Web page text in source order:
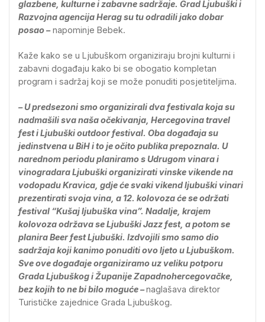
glazbene, kulturne i zabavne sadržaje. Grad Ljubuški i
Razvojna agencija Herag su tu odradili jako dobar
posao –napominje Bebek.
Kaže kako se u Ljubuškom organiziraju brojni kulturni i
zabavni događaju kako bi se obogatio kompletan
program i sadržaj koji se može ponuditi posjetiteljima.
– U predsezoni smo organizirali dva festivala koja su
nadmašili sva naša očekivanja, Hercegovina travel
fest i Ljubuški outdoor festival. Oba događaja su
jedinstvena u BiH i to je očito publika prepoznala. U
narednom periodu planiramo s Udrugom vinara i
vinogradara Ljubuški organizirati vinske vikende na
vodopadu Kravica, gdje će svaki vikend ljubuški vinari
prezentirati svoja vina, a 12. kolovoza će se održati
festival “Kušaj ljubuška vina”. Nadalje, krajem
kolovoza održava se Ljubuški Jazz fest, a potom se
planira Beer fest Ljubuški. Izdvojili smo samo dio
sadržaja koji kanimo ponuditi ovo ljeto u Ljubuškom.
Sve ove događaje organiziramo uz veliku potporu
Grada Ljubuškog i Županije Zapadnohercegovačke,
bez kojih to ne bi bilo moguće –naglašava direktor
Turističke zajednice Grada Ljubuškog.